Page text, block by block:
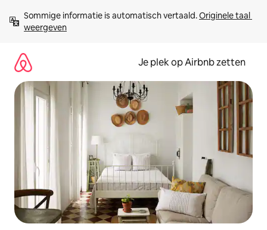
direct
naar
Sommige informatie is automatisch vertaald. Originele taal
weergeven
Je plek op Airbnb zetten